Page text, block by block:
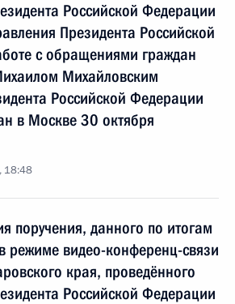
Российской Федерации
Президента Российской
с обращениями граждан
Михайловским
Российской Федерации
в Москве 30 октября
18:48
поручения, данного по итогам
режиме видео-конференц-связи
края, проведённого
Российской Федерации